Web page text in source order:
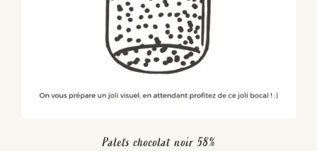
Palets chocolat noir 58%